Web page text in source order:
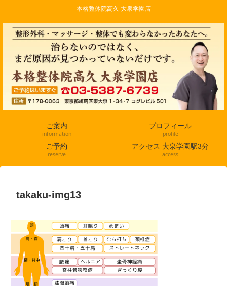
本格整体院高久 大泉学園店
ご案内
information
プロフィール
profile
ご予約
reserve
アクセス 大泉学園駅3分
access
takaku-img13